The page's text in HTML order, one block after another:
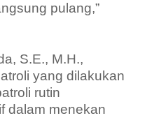
pulang,”
S.E., M.H.,
yang dilakukan
rutin
dalam menekan